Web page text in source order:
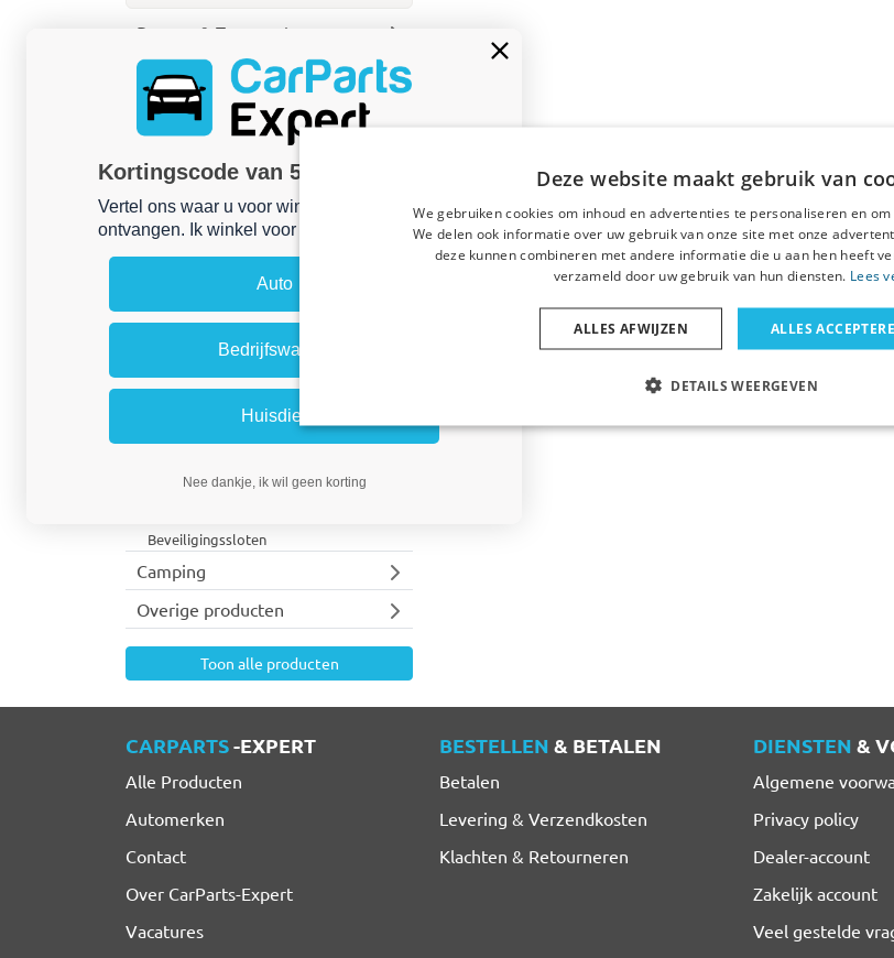
Bagage & Transport
Exterieur
Interieur
Treeplanken
Deurladders
Front-, rear- & side bars
Achteropstappen
Dakdragers
Laadruimte-bescherming
Opbergbakken
Raamroosters
Beveiligingssloten
Camping
Overige producten
Toon alle producten
CARPARTS-EXPERT
Alle Producten
Automerken
Contact
Over CarParts-Expert
Vacatures
BESTELLEN & BETALEN
Betalen
Levering & Verzendkosten
Klachten & Retourneren
DIENSTEN &
Algemene
Privacy policy
Dealer-account
Zakelijk account
Veel gestelde
Deze website maakt gebruik van
We gebruiken cookies om inhoud en advertenties te personaliseren en
We delen ook informatie over uw gebruik van onze site met onze
deze kunnen combineren met andere informatie die u aan hen heeft
verzameld door uw gebruik van hun diensten. Lees
ALLES
ALLES AFWIJZEN
DETAILS WEERGEVEN
Kortingscode van 5% ontvangen?
Vertel ons waar u voor winkelt om uw korting te
ontvangen. Ik winkel voor mijn:
Auto
Bedrijfswagen
Huisdier
Nee dankje, ik wil geen korting